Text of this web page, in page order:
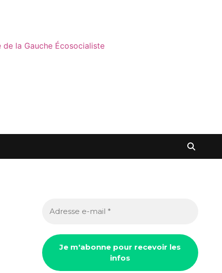
de la Gauche Écosocialiste